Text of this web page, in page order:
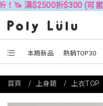
折$300 (可累折）
本周新品 熱銷TOP30
首頁 上身類 上衣TOP